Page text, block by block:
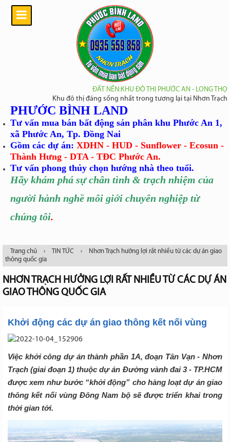
ĐẤT NỀN:KHU ĐÔ THỊ PHƯỚC AN - LONG THỌ
Khu đô thị đáng sống nhất trong tương lại tại Nhơn Trạch
PHƯỚC BÌNH LAND
Tư vấn mua bán bất động sản phân khu Phước An 1,
xã Phước An, Tp. Đồng Nai
Gồm các dự án: XDHN - HUD - Sunflower - Ecosun -
Thành Hưng - DTA - TĐC Phước An.
Tư vấn phong thủy chọn hướng nhà theo tuổi.
Hãy khám phá sự chân tình & trạch nhiệm của
người hành nghề môi giới chuyên nghiệp từ
chúng tôi.
Trang chủ › TIN TỨC ›
Nhơn Trạch hưởng lợi rất nhiều từ các dự án giao
thông quốc gia
NHƠN TRẠCH HƯỞNG LỢI RẤT NHIỀU TỪ CÁC DỰ ÁN
GIAO THÔNG QUỐC GIA
Khởi động các dự án giao thông kết nối vùng
Việc khởi công dự án thành phần 1A, đoạn Tân Vạn - Nhơn
Trạch (giai đoạn 1) thuộc dự án Đường vành đai 3 - TP.HCM
được xem như bước “khởi động” cho hàng loạt dự án giao
thông kết nối vùng Đông Nam bộ sẽ được triển khai trong
thời gian tới.